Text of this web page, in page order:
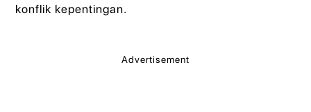
konflik kepentingan.
Advertisement